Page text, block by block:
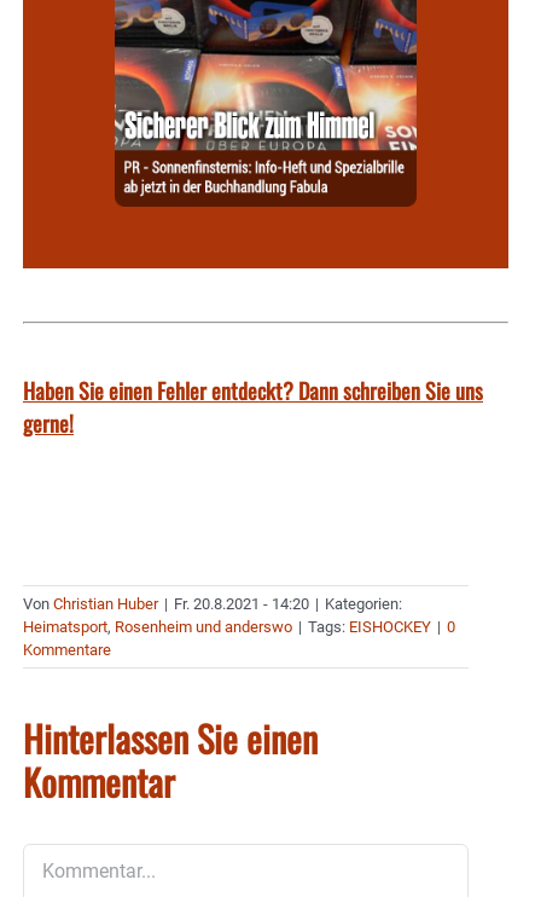
Haben Sie einen Fehler entdeckt? Dann schreiben Sie uns
gerne!
Von Christian Huber | Fr. 20.8.2021 - 14:20 | Kategorien:
Heimatsport, Rosenheim und anderswo | Tags: EISHOCKEY | 0
Kommentare
Hinterlassen Sie einen
Kommentar